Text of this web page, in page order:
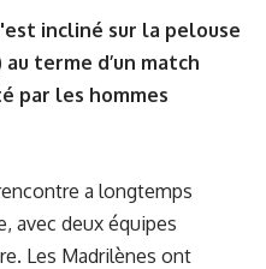
incliné sur la pelouse
au terme d’un match
par les hommes
a longtemps
avec deux équipes
Les Madrilènes ont